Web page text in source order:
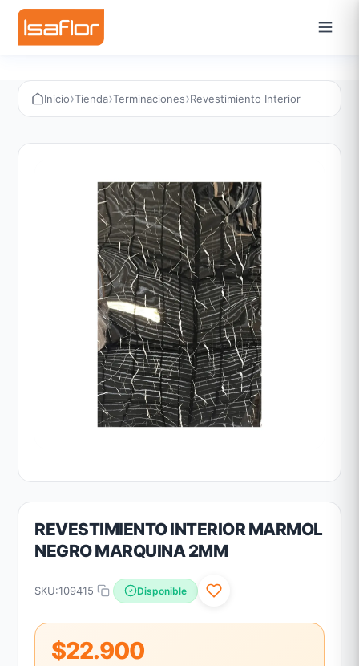
Inicio›Tienda›Terminaciones›Revestimiento Interior
REVESTIMIENTO INTERIOR MARMOL
NEGRO MARQUINA 2MM
SKU:109415 Disponible
$22.900